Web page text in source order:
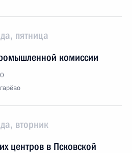
пятница
комиссии
вторник
центров в Псковской